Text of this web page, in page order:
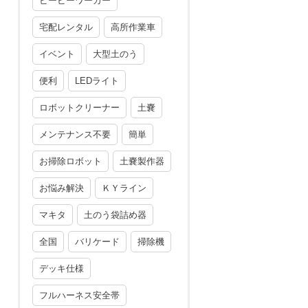
宅配レンタル 高所作業車
イベント 大型土のう
便利 LEDライト
ロボットクリーナー 土嚢
メンテナンス不要 簡単
お掃除ロボット 土嚢製作器
お悩み解決 ＫＹライン
マキタ 土のう袋詰め器
全国 バリケード 掃除機
デッキ仕様
フルハーネス安全帯